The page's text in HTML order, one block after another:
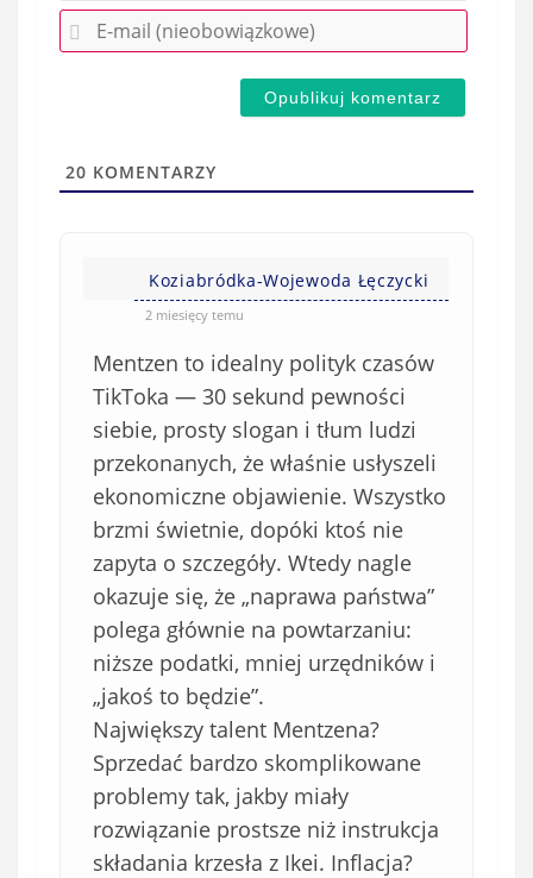
e
w
E
-
(
20 KOMENTARZY
Koziabródka-Wojewoda Łęczycki
2 miesięcy temu
Mentzen to idealny polityk czasów
TikToka — 30 sekund pewności
siebie, prosty slogan i tłum ludzi
przekonanych, że właśnie usłyszeli
ekonomiczne objawienie. Wszystko
brzmi świetnie, dopóki ktoś nie
zapyta o szczegóły. Wtedy nagle
okazuje się, że „naprawa państwa”
polega głównie na powtarzaniu:
niższe podatki, mniej urzędników i
„jakoś to będzie”.
Największy talent Mentzena?
Sprzedać bardzo skomplikowane
problemy tak, jakby miały
rozwiązanie prostsze niż instrukcja
składania krzesła z Ikei. Inflacja?